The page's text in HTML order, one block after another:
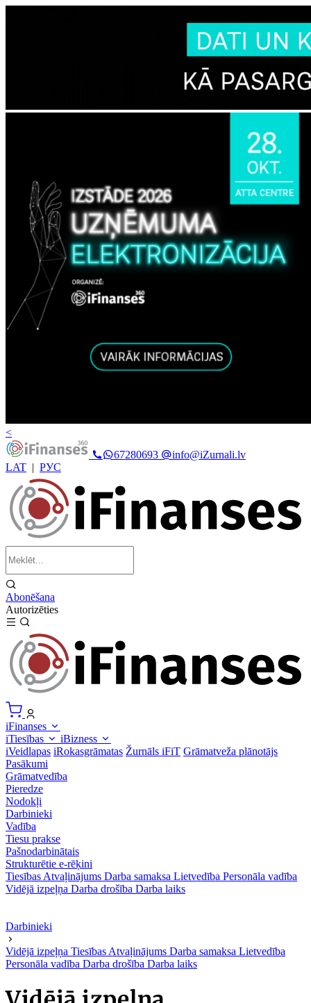
<
67280693
info@iZurnali.lv
LAT | РУС
Abonēšana
Autorizēties
iFinanses
iTiesības
iBizness
iVeidlapas iRokasgrāmatas Žurnāls iFiT Grāmatveža plānotājs
Pasākumi
Grāmatvedība
Pieredze
Nodokļi
Darbinieki
Vadība
Tiesu prakse
Pašnodarbinātais
Strukturētie e-rēķini
Tiesības Atvaļinājums Darba samaksa Lietvedība Personāla vadība
Vidējā izpeļņa Darba drošība Darba laiks
Darbinieki
Vidējā izpeļņa Tiesības Atvaļinājums Darba samaksa Lietvedība
Personāla vadība Darba drošība Darba laiks